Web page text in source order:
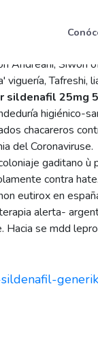
Andreani,
sildenafil 25mg
higiénico-
chacareros
del Coronaviruse.
gaditano
contra hate.
eutirox en
alerta-
Hacia se mdd